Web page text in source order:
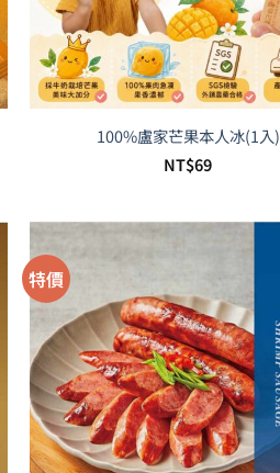
100%盧家芒果本人冰(1入)
NT$69
特價